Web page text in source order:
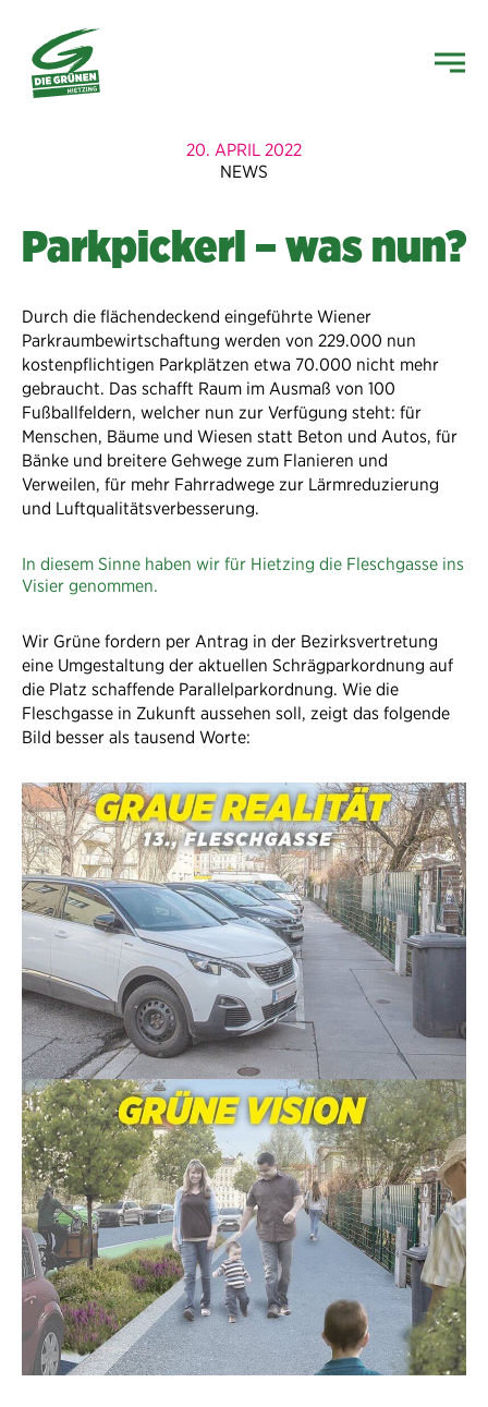
20. APRIL 2022
NEWS
Parkpickerl – was nun?
Durch die flächendeckend eingeführte Wiener
Parkraumbewirtschaftung werden von 229.000 nun
kostenpflichtigen Parkplätzen etwa 70.000 nicht mehr
gebraucht. Das schafft Raum im Ausmaß von 100
Fußballfeldern, welcher nun zur Verfügung steht: für
Menschen, Bäume und Wiesen statt Beton und Autos, für
Bänke und breitere Gehwege zum Flanieren und
Verweilen, für mehr Fahrradwege zur Lärmreduzierung
und Luftqualitätsverbesserung.
In diesem Sinne haben wir für Hietzing die Fleschgasse ins
Visier genommen.
Wir Grüne fordern per Antrag in der Bezirksvertretung
eine Umgestaltung der aktuellen Schrägparkordnung auf
die Platz schaffende Parallelparkordnung. Wie die
Fleschgasse in Zukunft aussehen soll, zeigt das folgende
Bild besser als tausend Worte: